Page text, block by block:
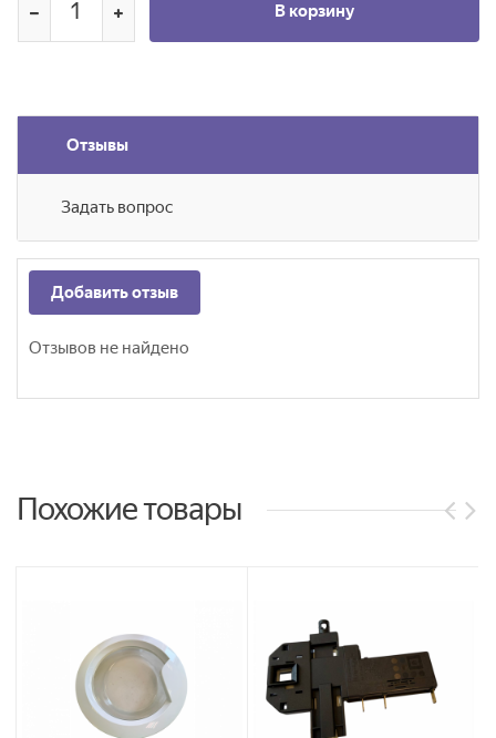
В корзину
Отзывы
Задать вопрос
Добавить отзыв
Отзывов не найдено
Похожие товары